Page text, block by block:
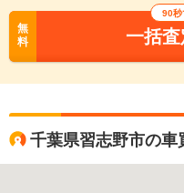
90秒
無
料
一括
千葉県習志野市の